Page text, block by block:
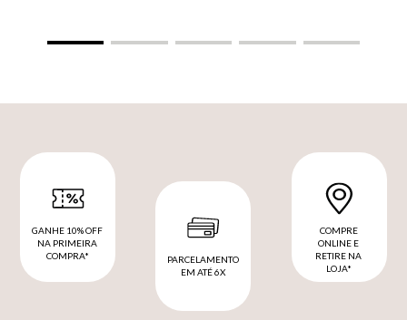
GANHE 10% OFF
NA PRIMEIRA
COMPRA*
PARCELAMENTO
EM ATÉ 6X
COMPRE
ONLINE E
RETIRE NA
LOJA*